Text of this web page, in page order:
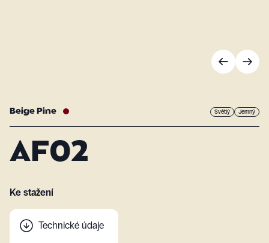
Beige Pine Světlý Jemný
AF02
Ke stažení
Technické údaje